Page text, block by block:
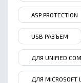
ASP PROTECTION
USB РАЗЪЕМ
ДЛЯ UNIFIED
ДЛЯ MICROSOFT